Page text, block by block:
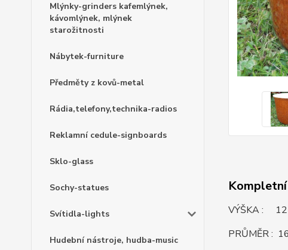
Mlýnky-grinders kafemlýnek,
kávomlýnek, mlýnek
starožitnosti
Nábytek-furniture
Předměty z kovů-metal
Rádia,telefony,technika-radios
Reklamní cedule-signboards
Sklo-glass
Sochy-statues
Svítidla-lights
Hudební nástroje, hudba-music
VÝŠKA : 12
PRŮMĚR :